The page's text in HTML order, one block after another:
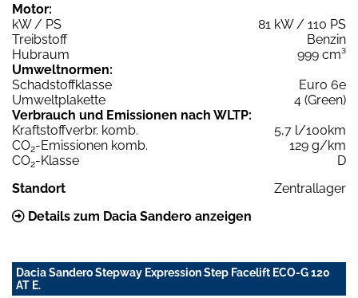
Motor:
kW / PS
81 kW / 110 PS
Treibstoff
Benzin
Hubraum
999 cm³
Umweltnormen:
Schadstoffklasse
Euro 6e
Umweltplakette
4 (Green)
Verbrauch und Emissionen nach WLTP:
Kraftstoffverbr. komb.
5,7 l/100km
CO2-Emissionen komb.
129 g/km
CO2-Klasse
D
Standort
Zentrallager
Details zum Dacia Sandero anzeigen
Dacia Sandero Stepway Expression Step Facelift ECO-G 120
AT E.